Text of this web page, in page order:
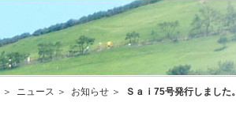
ニュース お知らせ Ｓａｉ75号発行しました。